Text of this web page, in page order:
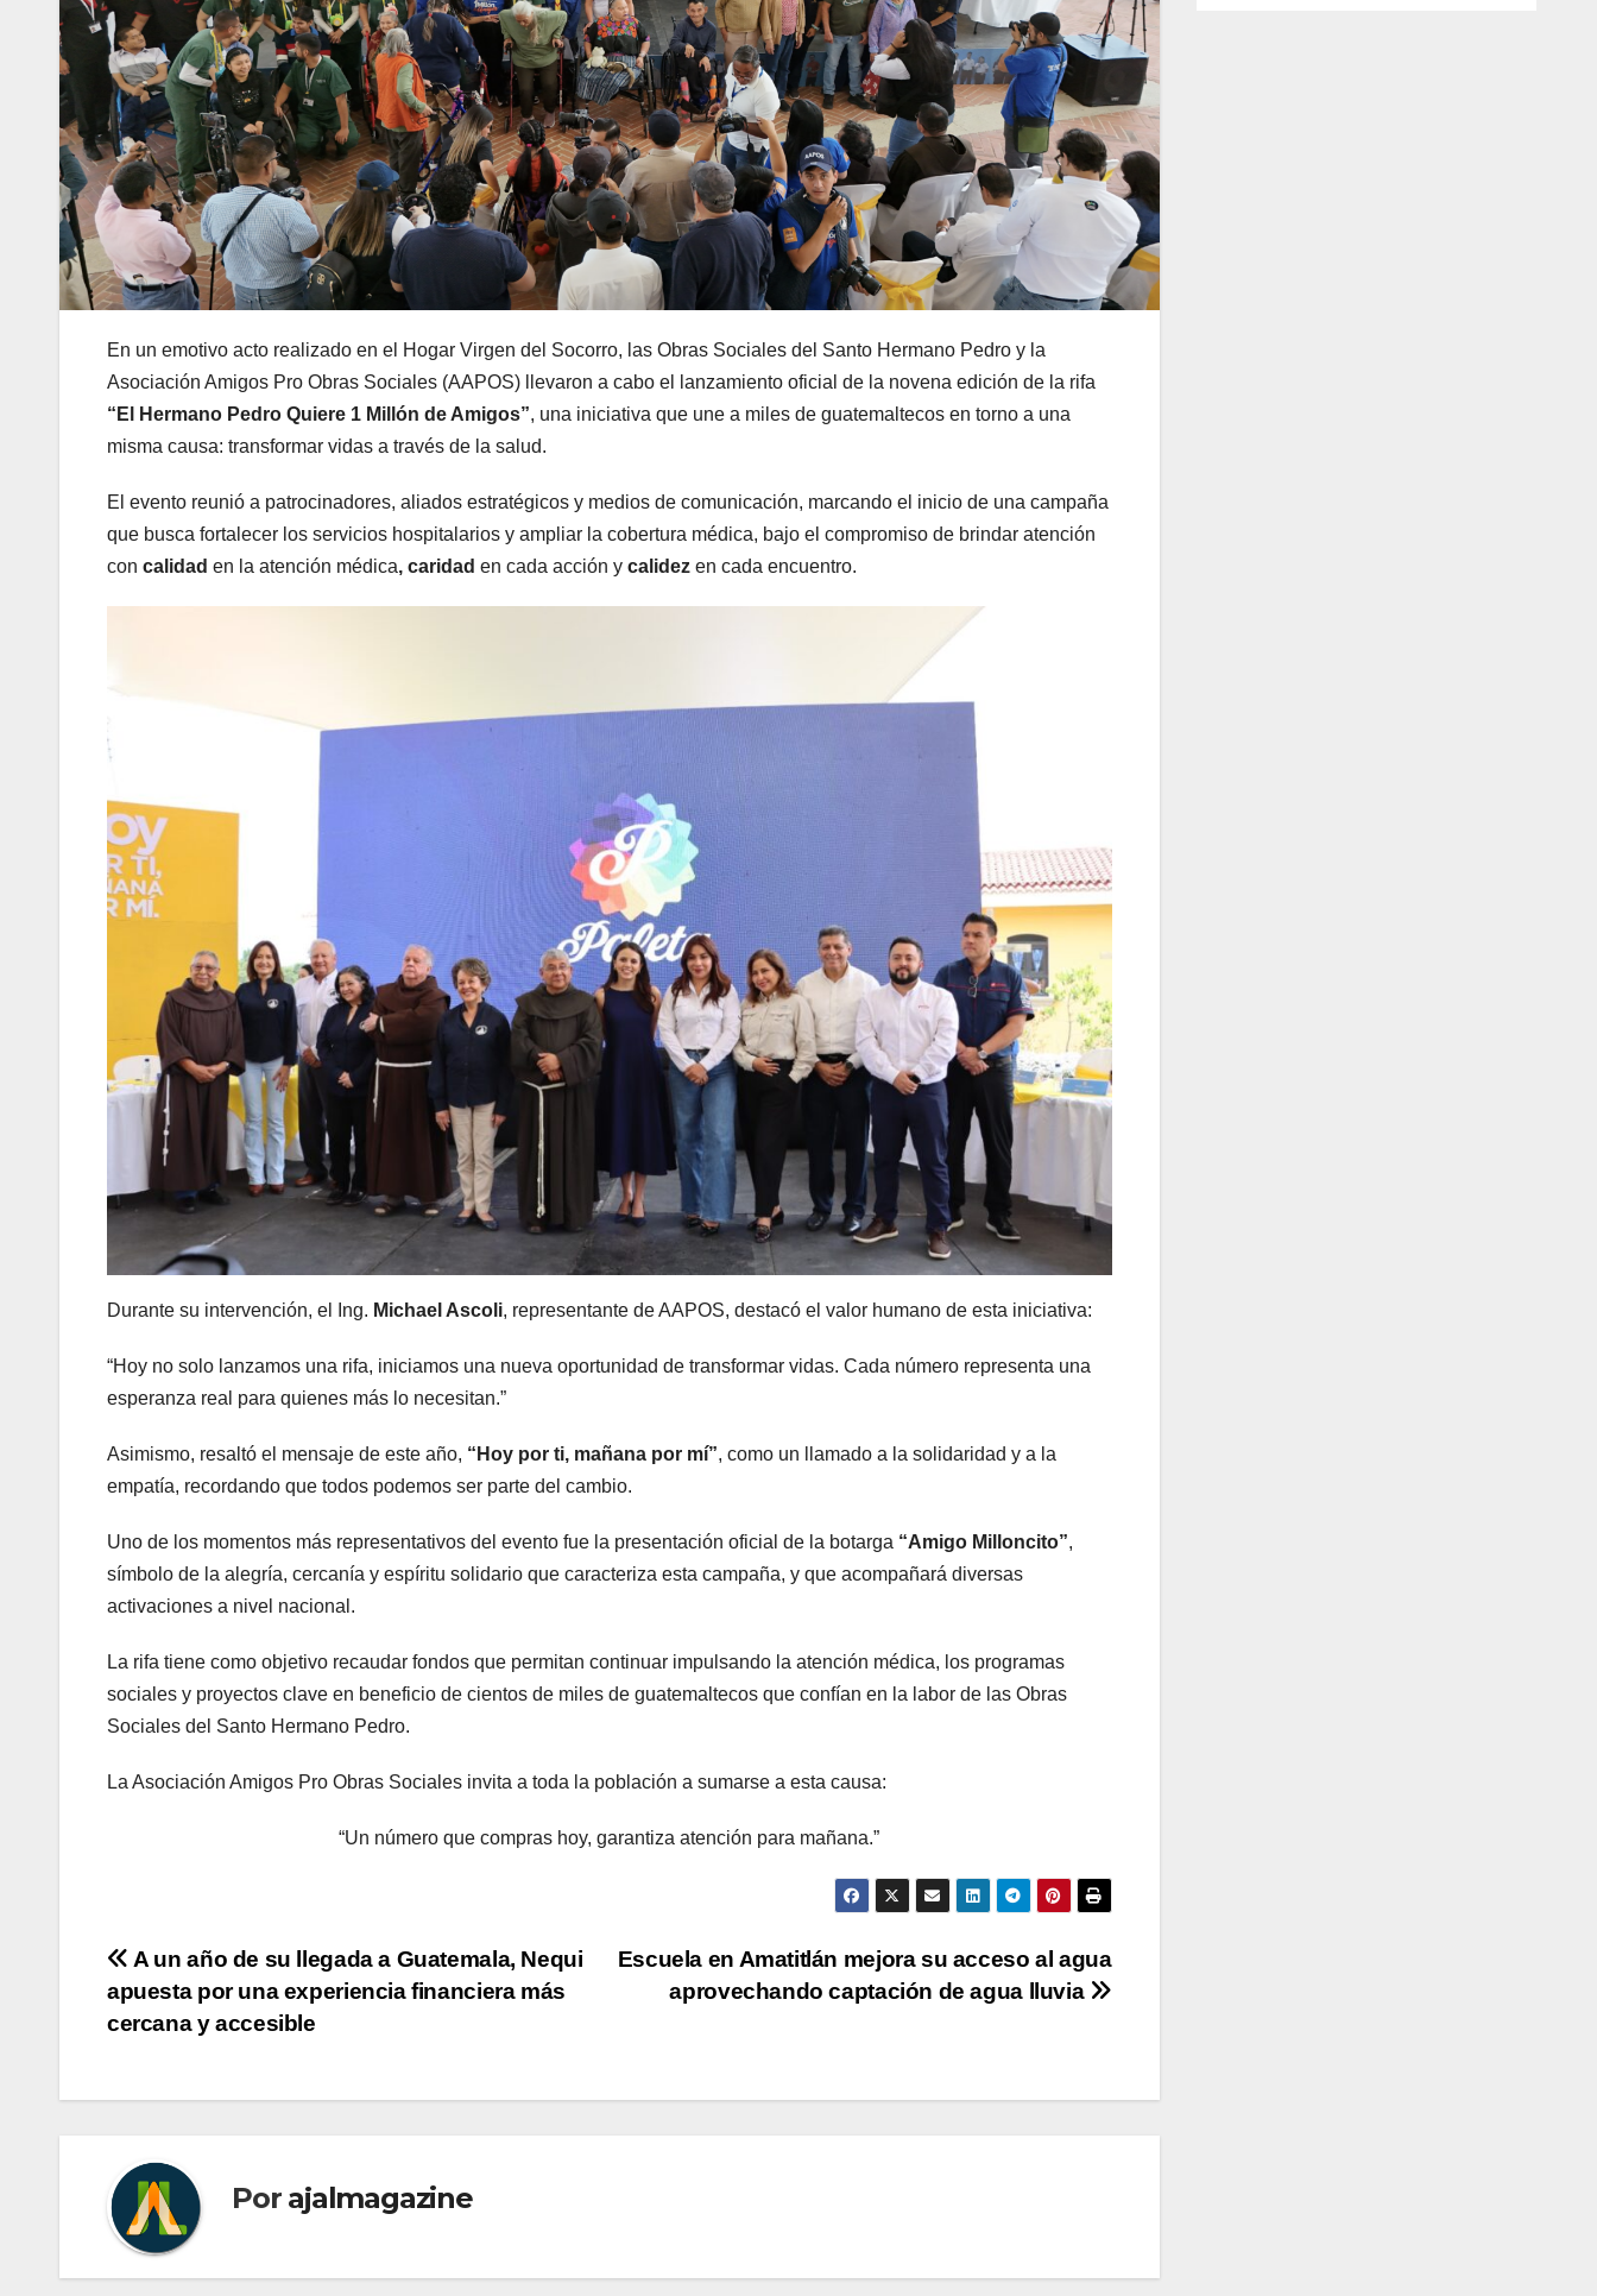
En un emotivo acto realizado en el Hogar Virgen del Socorro, las Obras Sociales del Santo Hermano Pedro y la
Asociación Amigos Pro Obras Sociales (AAPOS) llevaron a cabo el lanzamiento oficial de la novena edición de la rifa
“El Hermano Pedro Quiere 1 Millón de Amigos”, una iniciativa que une a miles de guatemaltecos en torno a una
misma causa: transformar vidas a través de la salud.
El evento reunió a patrocinadores, aliados estratégicos y medios de comunicación, marcando el inicio de una campaña
que busca fortalecer los servicios hospitalarios y ampliar la cobertura médica, bajo el compromiso de brindar atención
con calidad en la atención médica, caridad en cada acción y calidez en cada encuentro.
Durante su intervención, el Ing. Michael Ascoli, representante de AAPOS, destacó el valor humano de esta iniciativa:
“Hoy no solo lanzamos una rifa, iniciamos una nueva oportunidad de transformar vidas. Cada número representa una
esperanza real para quienes más lo necesitan.”
Asimismo, resaltó el mensaje de este año, “Hoy por ti, mañana por mí”, como un llamado a la solidaridad y a la
empatía, recordando que todos podemos ser parte del cambio.
Uno de los momentos más representativos del evento fue la presentación oficial de la botarga “Amigo Milloncito”,
símbolo de la alegría, cercanía y espíritu solidario que caracteriza esta campaña, y que acompañará diversas
activaciones a nivel nacional.
La rifa tiene como objetivo recaudar fondos que permitan continuar impulsando la atención médica, los programas
sociales y proyectos clave en beneficio de cientos de miles de guatemaltecos que confían en la labor de las Obras
Sociales del Santo Hermano Pedro.
La Asociación Amigos Pro Obras Sociales invita a toda la población a sumarse a esta causa:
“Un número que compras hoy, garantiza atención para mañana.”
Navegación
de
Escuela en Amatitlán mejora su acceso al agua
aprovechando captación de agua lluvia
A un año de su llegada a Guatemala, Nequi
apuesta por una experiencia financiera más
cercana y accesible
Por ajalmagazine